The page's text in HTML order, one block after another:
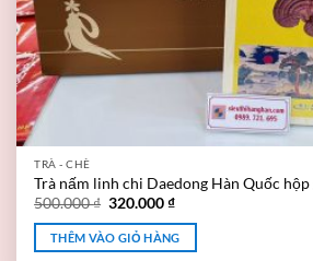
TRÀ - CHÈ
Trà nấm linh chi Daedong Hàn Quốc hộp
500.000₫ 320.000₫
THÊM VÀO GIỎ HÀNG